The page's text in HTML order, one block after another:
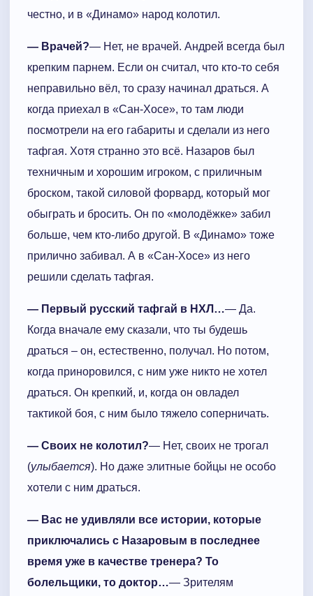
честно, и в «Динамо» народ колотил.
— Врачей?— Нет, не врачей. Андрей всегда был
крепким парнем. Если он считал, что кто-то себя
неправильно вёл, то сразу начинал драться. А
когда приехал в «Сан-Хосе», то там люди
посмотрели на его габариты и сделали из него
тафгая. Хотя странно это всё. Назаров был
техничным и хорошим игроком, с приличным
броском, такой силовой форвард, который мог
обыграть и бросить. Он по «молодёжке» забил
больше, чем кто-либо другой. В «Динамо» тоже
прилично забивал. А в «Сан-Хосе» из него
решили сделать тафгая.
— Первый русский тафгай в НХЛ…— Да.
Когда вначале ему сказали, что ты будешь
драться – он, естественно, получал. Но потом,
когда приноровился, с ним уже никто не хотел
драться. Он крепкий, и, когда он овладел
тактикой боя, с ним было тяжело соперничать.
— Своих не колотил?— Нет, своих не трогал
(улыбается). Но даже элитные бойцы не особо
хотели с ним драться.
— Вас не удивляли все истории, которые
приключались с Назаровым в последнее
время уже в качестве тренера? То
болельщики, то доктор…— Зрителям